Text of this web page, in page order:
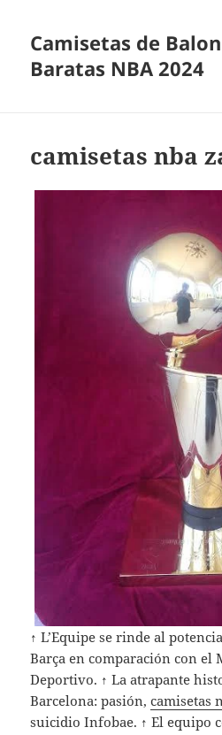
Camisetas de
Baratas NBA 2024
camisetas nba
↑ L’Equipe se rinde al
Barça en comparación con el
Deportivo. ↑ La atrapante
Barcelona: pasión,camisetas
suicidio Infobae. ↑ El equipo